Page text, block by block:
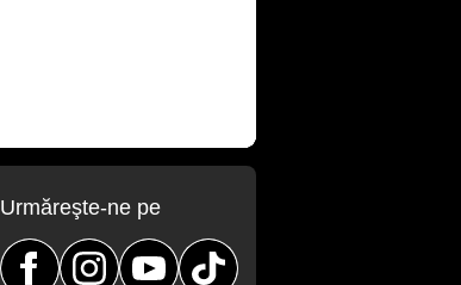
Urmăreşte-ne pe